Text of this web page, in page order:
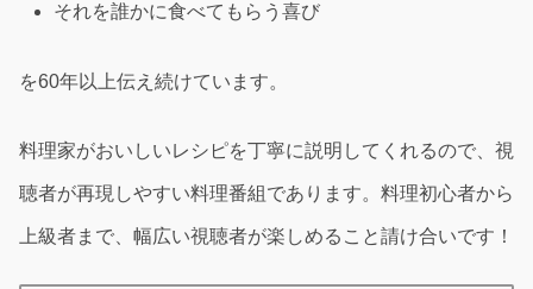
それを誰かに食べてもらう喜び
を60年以上伝え続けています。
料理家がおいしいレシピを丁寧に説明してくれるので、視
聴者が再現しやすい料理番組であります。料理初心者から
上級者まで、幅広い視聴者が楽しめること請け合いです！